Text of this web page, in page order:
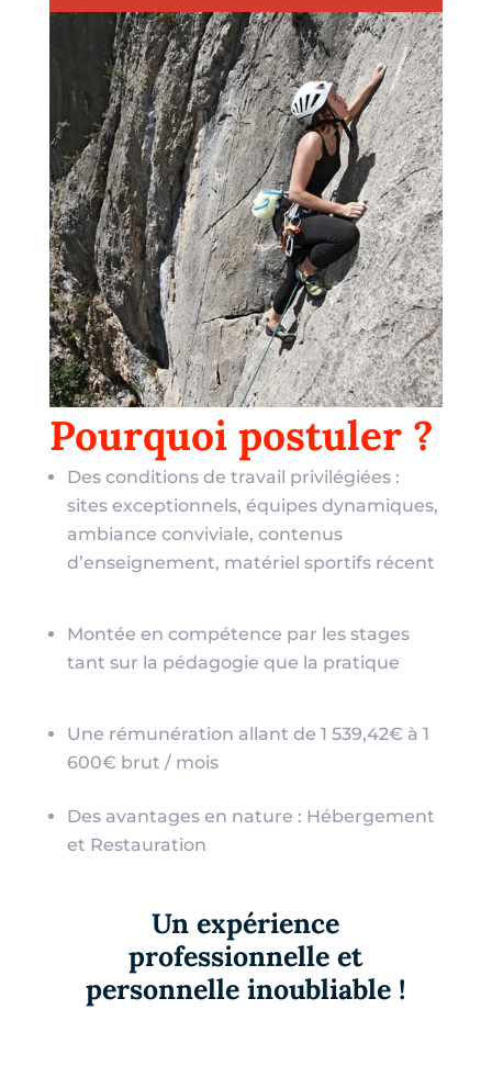
Pourquoi postuler ?
Des conditions de travail privilégiées :
sites exceptionnels, équipes dynamiques,
ambiance conviviale, contenus
d’enseignement, matériel sportifs récent
Montée en compétence par les stages
tant sur la pédagogie que la pratique
Une rémunération allant de 1 539,42€ à 1
600€ brut / mois
Des avantages en nature : Hébergement
et Restauration
Un expérience
professionnelle et
personnelle inoubliable !